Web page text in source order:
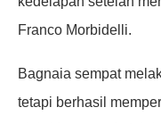
Franco Morbidelli.
Bagnaia sempat
tetapi berhasil